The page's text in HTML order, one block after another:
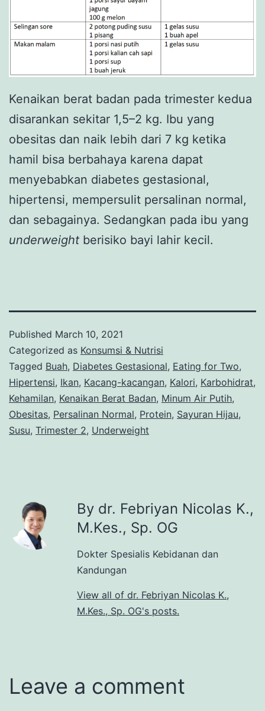
Kenaikan berat badan pada trimester kedua
disarankan sekitar 1,5–2 kg. Ibu yang
obesitas dan naik lebih dari 7 kg ketika
hamil bisa berbahaya karena dapat
menyebabkan diabetes gestasional,
hipertensi, mempersulit persalinan normal,
dan sebagainya. Sedangkan pada ibu yang
underweight berisiko bayi lahir kecil.
Published March 10, 2021
Categorized as Konsumsi & Nutrisi
Tagged Buah, Diabetes Gestasional, Eating for Two,
Hipertensi, Ikan, Kacang-kacangan, Kalori, Karbohidrat,
Kehamilan, Kenaikan Berat Badan, Minum Air Putih,
Obesitas, Persalinan Normal, Protein, Sayuran Hijau,
Susu, Trimester 2, Underweight
By dr. Febriyan Nicolas K.,
M.Kes., Sp. OG
Dokter Spesialis Kebidanan dan
Kandungan
View all of dr. Febriyan Nicolas K.,
M.Kes., Sp. OG's posts.
Leave a comment